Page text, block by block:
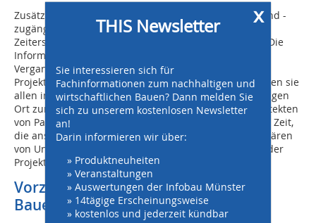
Zusätzlich zur Gewährleistung der Datenkonsistenz und -
zugänglichkeit durch die Catenda-Plattform war auch
Zeitersparnis durch das CDE ein wesentlicher Faktor. Die
Informationen mussten nicht mehr, wie in der
Vergangenheit, umständlich per E-Mail an die
Projektbeteiligten verschickt werden. Stattdessen stehen sie
allen im Projektteam über Catenda an nur einem einzigen
Ort zur Verfügung. Das spart nach Angaben der Architekten
von Partner und Partner in jeder Woche viele Stunden Zeit,
die ansonsten für die Suche nach Dokumenten, das Klären
von Unstimmigkeiten oder für Nachverfolgung fehlender
Projektdaten draufgegangen waren.
Vorzeigeprojekt für die Zukunft des
Bauens mit Holz
x
THIS Newsletter
Sie interessieren sich für
Fachinformationen zum nachhaltigen und
wirtschaftlichen Bauen? Dann melden Sie
sich zu unserem kostenlosen Newsletter
an!
Darin informieren wir über:
» Produktneuheiten
» Veranstaltungen
» Auswertungen der Infobau Münster
» 14tägige Erscheinungsweise
» kostenlos und jederzeit kündbar